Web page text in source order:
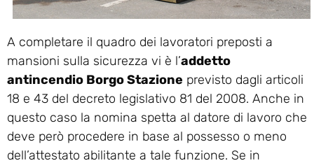
A completare il quadro dei lavoratori preposti a
mansioni sulla sicurezza vi è l’addetto
antincendio Borgo Stazione previsto dagli articoli
18 e 43 del decreto legislativo 81 del 2008. Anche in
questo caso la nomina spetta al datore di lavoro che
deve però procedere in base al possesso o meno
dell’attestato abilitante a tale funzione. Se in